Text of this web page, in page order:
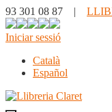
93 301 08 87 |
Iniciar sessió
Català
Español